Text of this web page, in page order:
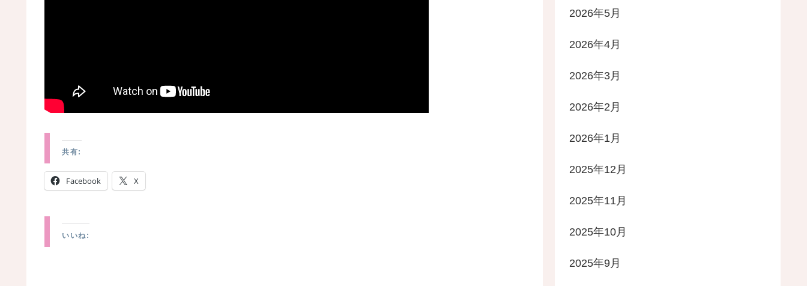
共有:
Facebook X
いいね:
2026年5月
2026年4月
2026年3月
2026年2月
2026年1月
2025年12月
2025年11月
2025年10月
2025年9月